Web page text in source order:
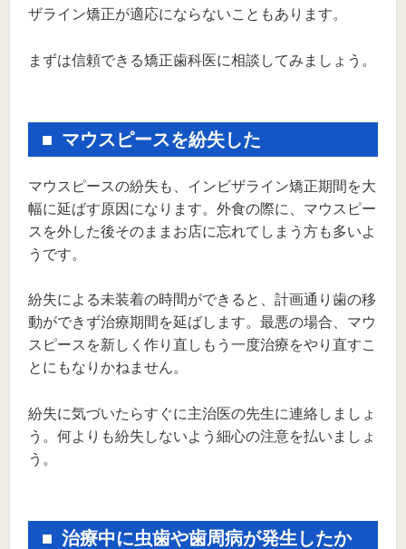
ザライン矯正が適応にならないこともあります。
まずは信頼できる矯正歯科医に相談してみましょう。
マウスピースを紛失した
マウスピースの紛失も、インビザライン矯正期間を大
幅に延ばす原因になります。外食の際に、マウスピー
スを外した後そのままお店に忘れてしまう方も多いよ
うです。
紛失による未装着の時間ができると、計画通り歯の移
動ができず治療期間を延ばします。最悪の場合、マウ
スピースを新しく作り直しもう一度治療をやり直すこ
とにもなりかねません。
紛失に気づいたらすぐに主治医の先生に連絡しましょ
う。何よりも紛失しないよう細心の注意を払いましょ
う。
治療中に虫歯や歯周病が発生したか